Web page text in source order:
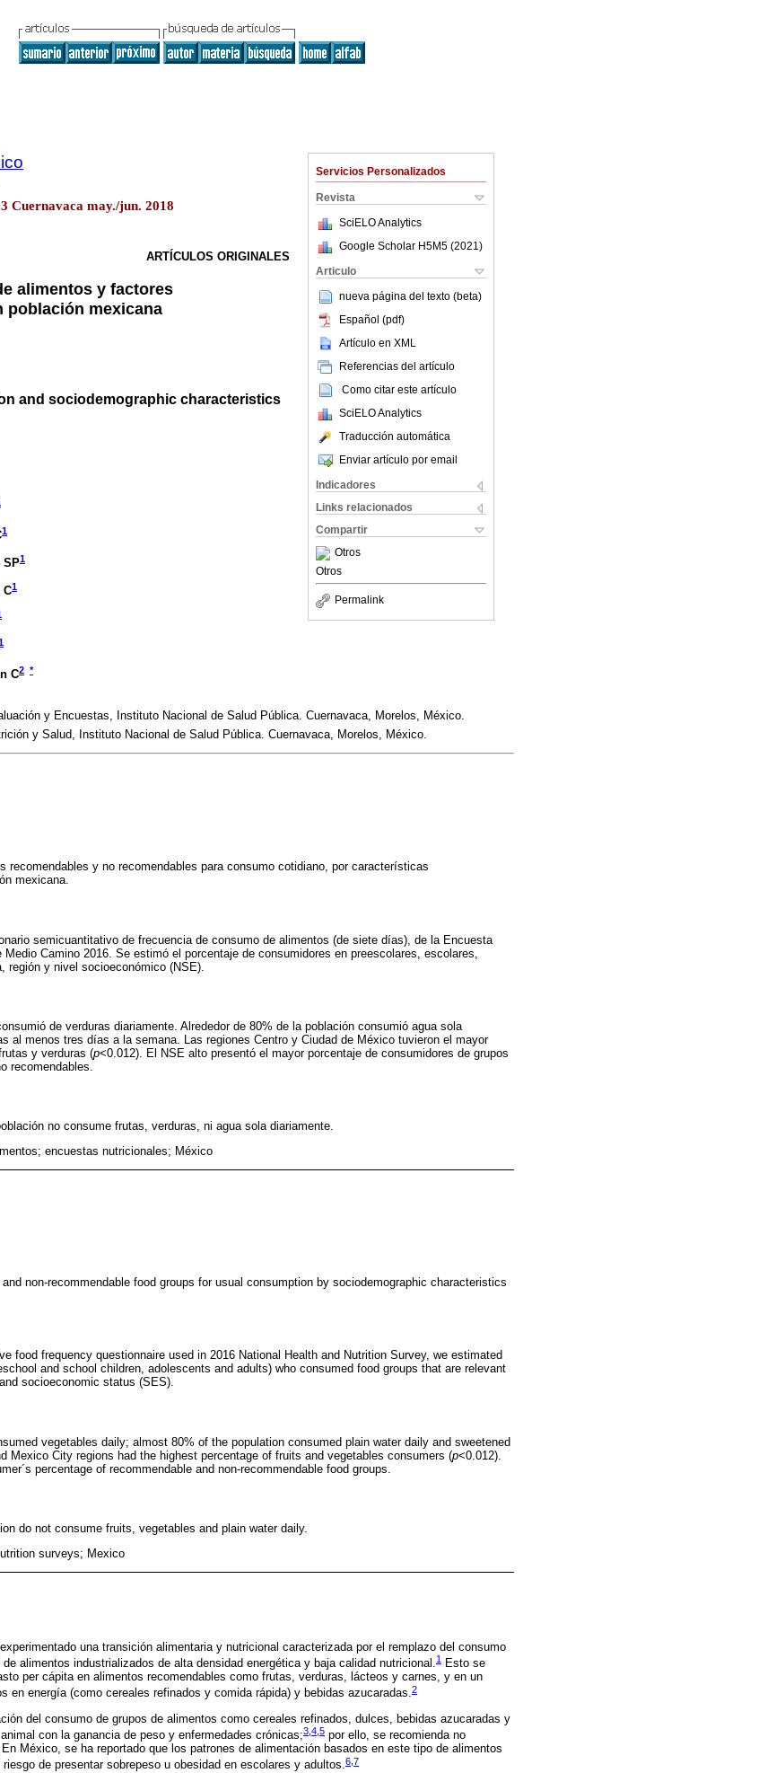
Servicios Personalizados
Revista
SciELO Analytics
Google Scholar H5M5 (2021 )
Articulo
nueva página del texto (beta)
Español (pdf)
Artículo en XML
Referencias del artículo
Como citar este artículo
SciELO Analytics
Traducción automática
Enviar artículo por email
Indicadores
Links relacionados
Compartir
Otros
Otros
Permalink
Cuernavaca may./jun. 2018
ARTÍCULOS ORIGINALES
alimentos y factores
población mexicana
and sociodemographic characteristics
1
SP1
C1
C2 *
y Encuestas, Instituto Nacional de Salud Pública. Cuernavaca, Morelos, México.
y Salud, Instituto Nacional de Salud Pública. Cuernavaca, Morelos, México.
recomendables y no recomendables para consumo cotidiano, por características
mexicana.
semicuantitativo de frecuencia de consumo de alimentos (de siete días), de la Encuesta
Camino 2016. Se estimó el porcentaje de consumidores en preescolares, escolares,
región y nivel socioeconómico (NSE).
de verduras diariamente. Alrededor de 80% de la población consumió agua sola
al menos tres días a la semana. Las regiones Centro y Ciudad de México tuvieron el mayor
y verduras (p<0.012). El NSE alto presentó el mayor porcentaje de consumidores de grupos
recomendables.
no consume frutas, verduras, ni agua sola diariamente.
encuestas nutricionales; México
non-recommendable food groups for usual consumption by sociodemographic characteristics
food frequency questionnaire used in 2016 National Health and Nutrition Survey, we estimated
and school children, adolescents and adults) who consumed food groups that are relevant
socioeconomic status (SES).
vegetables daily; almost 80% of the population consumed plain water daily and sweetened
Mexico City regions had the highest percentage of fruits and vegetables consumers (p<0.012).
percentage of recommendable and non-recommendable food groups.
do not consume fruits, vegetables and plain water daily.
surveys; Mexico
una transición alimentaria y nutricional caracterizada por el remplazo del consumo
alimentos industrializados de alta densidad energética y baja calidad nutricional.1
Esto se
per cápita en alimentos recomendables como frutas, verduras, lácteos y carnes, y en un
en energía (como cereales refinados y comida rápida) y bebidas azucaradas.2
del consumo de grupos de alimentos como cereales refinados, dulces, bebidas azucaradas y
con la ganancia de peso y enfermedades crónicas;3 4 5 por ello, se recomienda no
México, se ha reportado que los patrones de alimentación basados en este tipo de alimentos
de presentar sobrepeso u obesidad en escolares y adultos.6 7